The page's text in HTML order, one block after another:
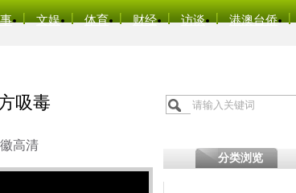
文娱 体育 财经 访谈 港澳台侨
吸毒
高清
分类浏览